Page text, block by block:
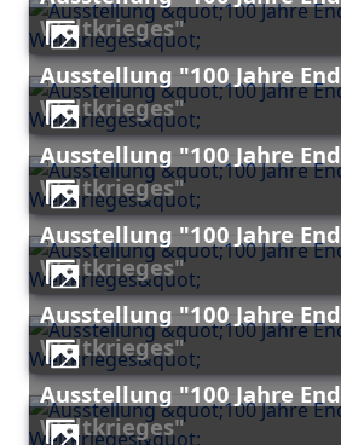
Weltkrieges"
Ausstellung "100 Jahre Ende des 1.
Weltkrieges"
Ausstellung "100 Jahre Ende des 1.
Weltkrieges"
Ausstellung "100 Jahre Ende des 1.
Weltkrieges"
Ausstellung "100 Jahre Ende des 1.
Weltkrieges"
Ausstellung "100 Jahre Ende des 1.
Weltkrieges"